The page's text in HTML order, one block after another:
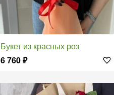
Букет из красных роз
6 760₽